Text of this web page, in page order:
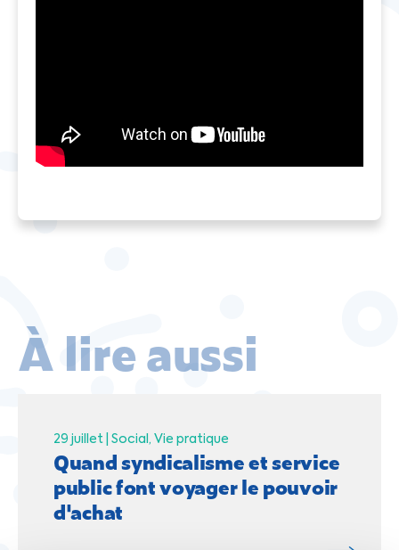
À lire aussi
29 juillet | Social Vie pratique
Quand syndicalisme et service
public font voyager le pouvoir
d'achat